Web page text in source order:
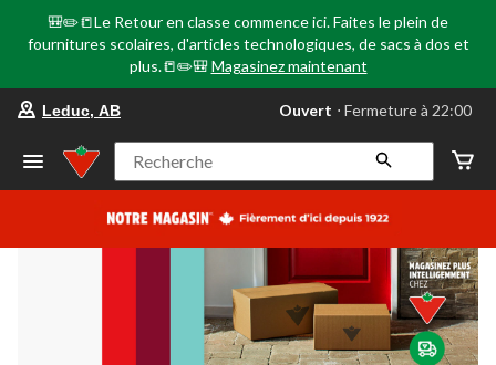
🎒✏️📒Le Retour en classe commence ici. Faites le plein de
fournitures scolaires, d'articles technologiques, de sacs à dos et
plus.📒✏️🎒 Magasinez maintenant
votre
préféré
Leduc,
AB,
courament
Fermeture
à
22:00
cliquer
pour
changer
Leduc, AB Ouvert ⋅ Fermeture à 22:00
Recherche